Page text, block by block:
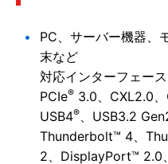
PC、サーバー機器、
末など
対応インターフェー
PCIe® 3.0、CXL2.0
USB4®、USB3.2
Thunderbolt™ 4、
2、DisplayPort™ 2.0